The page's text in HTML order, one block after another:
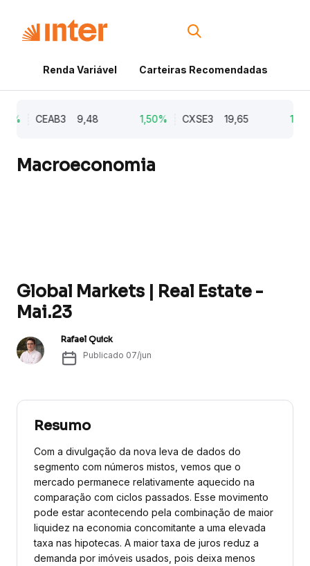
Renda Variável Carteiras Recomendadas
CEAB3 9,48 1,50% CXSE3 19,65
Macroeconomia
Global Markets | Real Estate -
Mai.23
Rafael Quick
Publicado 07/jun
Resumo
Com a divulgação da nova leva de dados do
segmento com números mistos, vemos que o
mercado permanece relativamente aquecido na
comparação com ciclos passados. Esse movimento
pode estar acontecendo pela combinação de maior
liquidez na economia concomitante a uma elevada
taxa nas hipotecas. A maior taxa de juros reduz a
demanda por imóveis usados, pois deixa menos